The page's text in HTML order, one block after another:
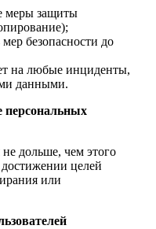
меры защиты
безопасности до
на любые инциденты,
данными.
персональных
дольше, чем этого
целей
или